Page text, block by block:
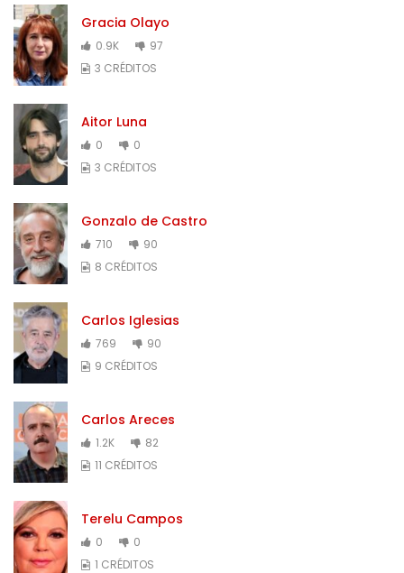
Gracia Olayo
0.9K
97
3 CRÉDITOS
Aitor Luna
0
0
3 CRÉDITOS
Gonzalo de Castro
710
90
8 CRÉDITOS
Carlos Iglesias
769
90
9 CRÉDITOS
Carlos Areces
1.2K
82
11 CRÉDITOS
Terelu Campos
0
0
1 CRÉDITOS